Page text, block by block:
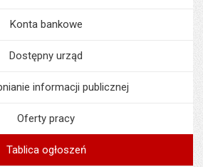
Konta bankowe
Dostępny urząd
informacji publicznej
Oferty pracy
Tablica ogłoszeń